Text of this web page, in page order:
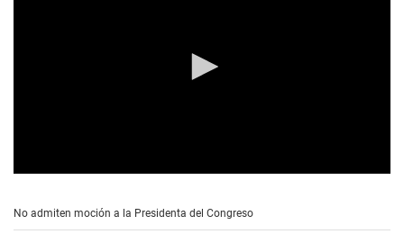
e
No admiten moción a la Presidenta del Congreso